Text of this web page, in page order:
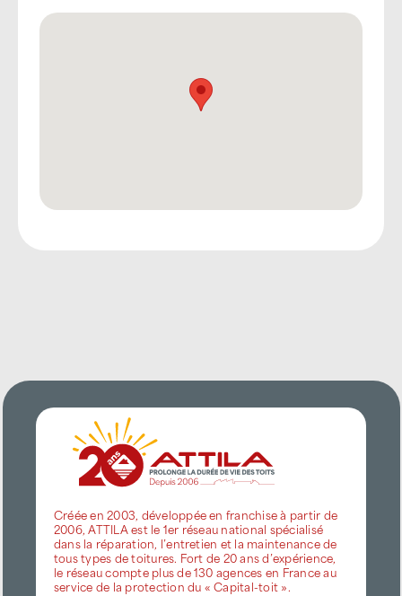
Créée en 2003, développée en franchise à partir de
2006, ATTILA est le 1er réseau national spécialisé
dans la réparation, l’entretien et la maintenance de
tous types de toitures. Fort de 20 ans d’expérience,
le réseau compte plus de 130 agences en France au
service de la protection du « Capital-toit ».